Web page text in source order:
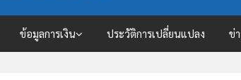
ข้อมูลการเงิน ประวัติการเปลี่ยนแปลง ข่